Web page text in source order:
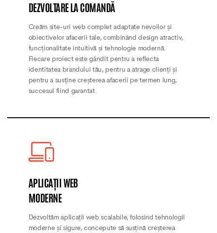
DEZVOLTARE LA COMANDĂ
Creăm site-uri web complet adaptate nevoilor și
obiectivelor afacerii tale, combinând design atractiv,
funcționalitate intuitivă și tehnologie modernă.
Fiecare proiect este gândit pentru a reflecta
identitatea brandului tău, pentru a atrage clienți și
pentru a susține creșterea afacerii pe termen lung,
succesul fiind garantat.
APLICAȚII WEB
MODERNE
Dezvoltăm aplicații web scalabile, folosind tehnologii
moderne și sigure, concepute să susțină creșterea